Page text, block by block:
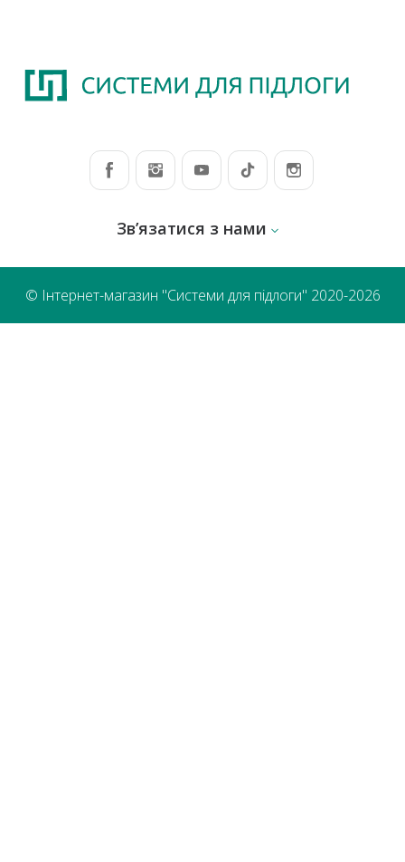
Зв’язатися з нами
© Інтернет-магазин "Системи для підлоги" 2020-2026